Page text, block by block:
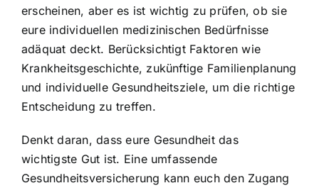
erscheinen, aber es ist wichtig zu prüfen, ob sie
eure individuellen medizinischen Bedürfnisse
adäquat deckt. Berücksichtigt Faktoren wie
Krankheitsgeschichte, zukünftige Familienplanung
und individuelle Gesundheitsziele, um die richtige
Entscheidung zu treffen.
Denkt daran, dass eure Gesundheit das
wichtigste Gut ist. Eine umfassende
Gesundheitsversicherung kann euch den Zugang